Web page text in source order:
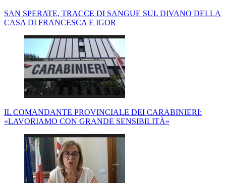
SAN SPERATE, TRACCE DI SANGUE SUL DIVANO DELLA
CASA DI FRANCESCA E IGOR
IL COMANDANTE PROVINCIALE DEI CARABINIERI:
«LAVORIAMO CON GRANDE SENSIBILITÀ»